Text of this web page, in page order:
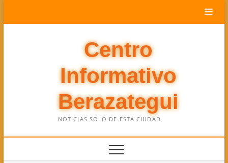
Centro
Informativo
Berazategui
NOTICIAS SOLO DE ESTA CIUDAD